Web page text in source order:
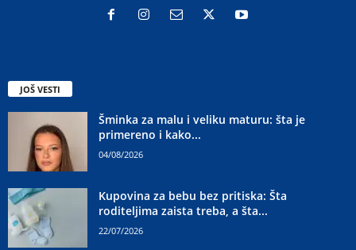
JOŠ VESTI
Šminka za malu i veliku maturu: šta je
primereno i kako...
04/08/2026
Kupovina za bebu bez pritiska: Šta
roditeljima zaista treba, a šta...
22/07/2026